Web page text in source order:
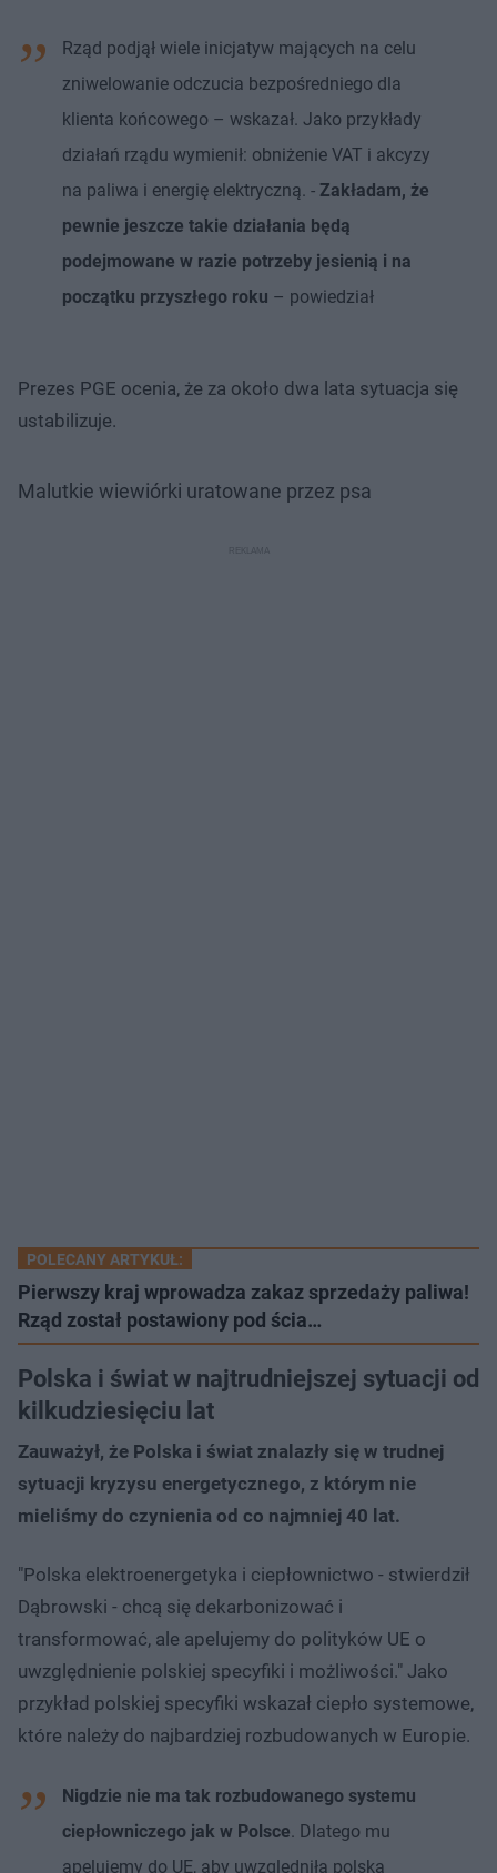
Rząd podjął wiele inicjatyw mających na celu
zniwelowanie odczucia bezpośredniego dla
klienta końcowego – wskazał. Jako przykłady
działań rządu wymienił: obniżenie VAT i akcyzy
na paliwa i energię elektryczną. - Zakładam, że
pewnie jeszcze takie działania będą
podejmowane w razie potrzeby jesienią i na
początku przyszłego roku – powiedział
Prezes PGE ocenia, że za około dwa lata sytuacja się
ustabilizuje.
Malutkie wiewiórki uratowane przez psa
POLECANY ARTYKUŁ:
Pierwszy kraj wprowadza zakaz sprzedaży paliwa!
Rząd został postawiony pod ścia…
Polska i świat w najtrudniejszej sytuacji od
kilkudziesięciu lat
Zauważył, że Polska i świat znalazły się w trudnej
sytuacji kryzysu energetycznego, z którym nie
mieliśmy do czynienia od co najmniej 40 lat.
"Polska elektroenergetyka i ciepłownictwo - stwierdził
Dąbrowski - chcą się dekarbonizować i
transformować, ale apelujemy do polityków UE o
uwzględnienie polskiej specyfiki i możliwości." Jako
przykład polskiej specyfiki wskazał ciepło systemowe,
które należy do najbardziej rozbudowanych w Europie.
Nigdzie nie ma tak rozbudowanego systemu
ciepłowniczego jak w Polsce. Dlatego mu
apelujemy do UE, aby uwzględniła polską